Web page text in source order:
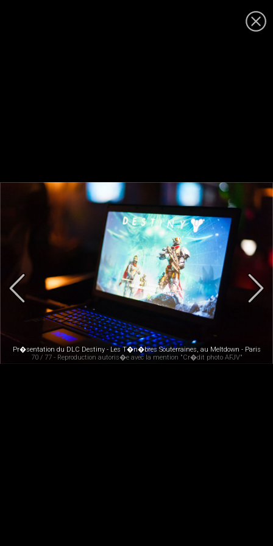
Pr�sentation du DLC Destiny - Les T�n�bres Souterraines, au Meltdown - Paris
70 / 77 - Reproduction autoris�e avec la mention "Cr�dit photo AFJV"